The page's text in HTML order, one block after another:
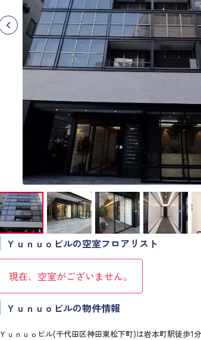
Ｙｕｎｕｏビルの空室フロアリスト
現在、空室がございません。
Ｙｕｎｕｏビルの物件情報
Ｙｕｎｕｏビル(千代田区神田東松下町)は岩本町駅徒歩1